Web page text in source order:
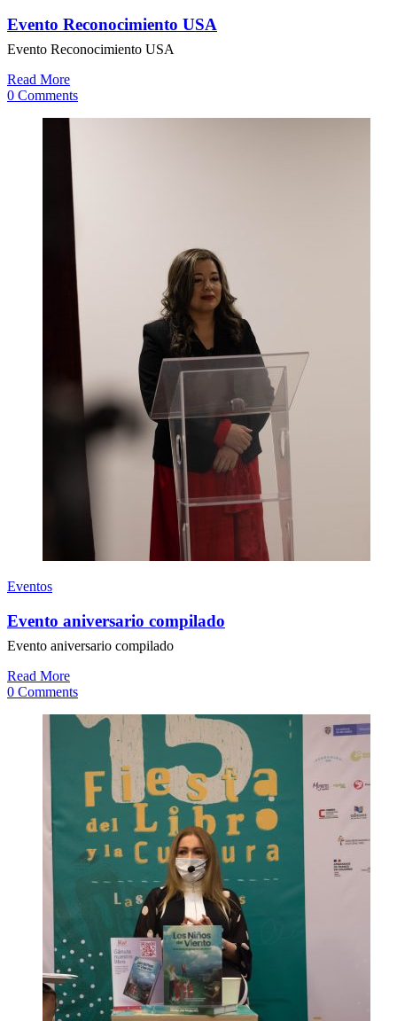
Evento Reconocimiento USA
Evento Reconocimiento USA
Read More
0 Comments
Eventos
Evento aniversario compilado
Evento aniversario compilado
Read More
0 Comments